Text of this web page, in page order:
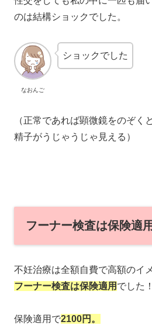
のは結構ショックでした。
なおんご
ショックでした
（正常であれば顕微鏡をのぞくと
精子がうじゃうじゃ見える）
フーナー検査は保険適用
不妊治療は全額自費で高額のイ
フーナー検査は保険適用 でした！
保険適用で2100円。